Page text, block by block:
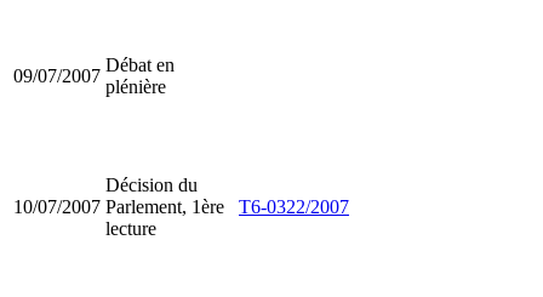
09/07/2007
Débat en
plénière
10/07/2007
Décision du
Parlement, 1ère
lecture
T6-0322/2007